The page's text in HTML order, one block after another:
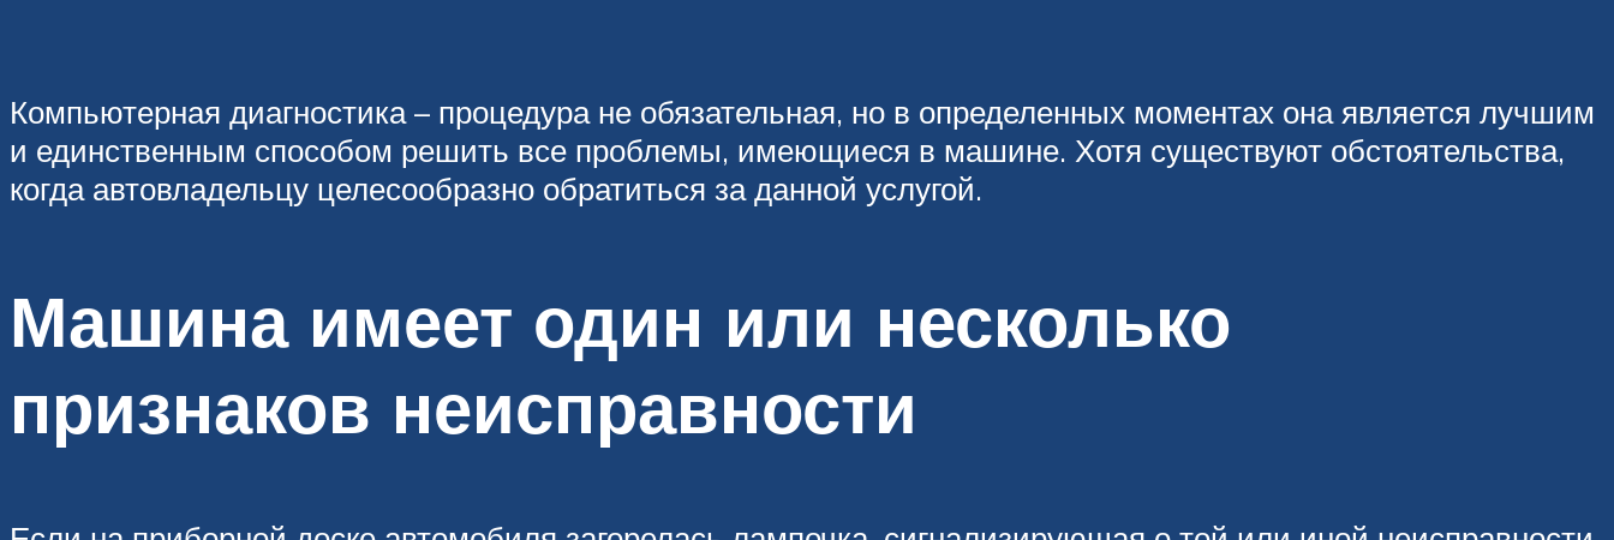
Компьютерная диагностика – процедура не обязательная, но в определенных моментах она является лучшим
и единственным способом решить все проблемы, имеющиеся в машине. Хотя существуют обстоятельства,
когда автовладельцу целесообразно обратиться за данной услугой.
Машина имеет один или несколько
признаков неисправности